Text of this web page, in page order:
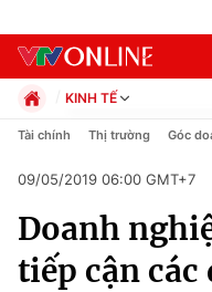
Chuyên mục
Chính trị
KINH TẾ
Chính trị
Pháp luật
Kinh tế
Thể thao
Truyền hình
Tài chính Thị trường Góc
09/05/2019 06:00 GMT+7
Doanh
tiếp cận các